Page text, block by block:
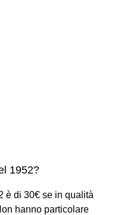
1952?
è di 30€ se in qualità
hanno particolare